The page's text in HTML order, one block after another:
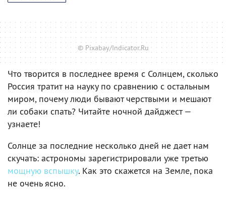
© Pixabay/Indicator.Ru
Что творится в последнее время с Солнцем, сколько
Россия тратит на науку по сравнению с остальным
миром, почему люди бывают черствыми и мешают
ли собаки спать? Читайте ночной дайджест —
узнаете!
Солнце за последние несколько дней не дает нам
скучать: астрономы зарегистрировали уже третью
мощную вспышку. Как это скажется на Земле, пока
не очень ясно.